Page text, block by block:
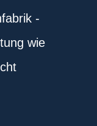
-
wie